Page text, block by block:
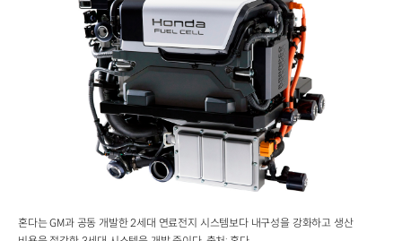
혼다는 GM과 공동 개발한 2세대 연료전지 시스템보다 내구성을 강화하고 생산